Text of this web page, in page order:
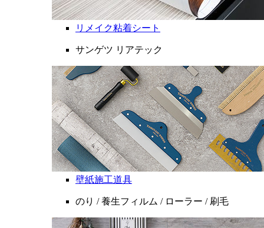
リメイク粘着シート
サンゲツ リアテック
壁紙施工道具
のり / 養生フィルム / ローラー / 刷毛